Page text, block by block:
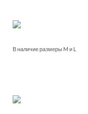
В наличие размеры M и L